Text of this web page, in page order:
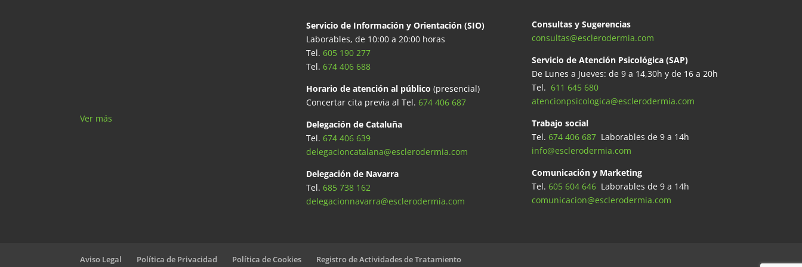
Ver más
Servicio de Información y Orientación (SIO)
Laborables, de 10:00 a 20:00 horas
Tel. 605 190 277
Tel. 674 406 688
Horario de atención al público (presencial)
Concertar cita previa al Tel. 674 406 687
Delegación de Cataluña
Tel. 674 406 639
delegacioncatalana@esclerodermia.com
Delegación de Navarra
Tel. 685 738 162
delegacionnavarra@esclerodermia.com
Consultas y Sugerencias
consultas@esclerodermia.com
Servicio de Atención Psicológica (SAP)
De Lunes a Jueves: de 9 a 14,30h y de 16 a 20h
Tel. 611 645 680
atencionpsicologica@esclerodermia.com
Trabajo social
Tel. 674 406 687 Laborables de 9 a 14h
info@esclerodermia.com
Comunicación y Marketing
Tel. 605 604 646Laborables de 9 a 14h
comunicacion@esclerodermia.com
Aviso Legal Política de Privacidad Política de Cookies Registro de Actividades de Tratamiento